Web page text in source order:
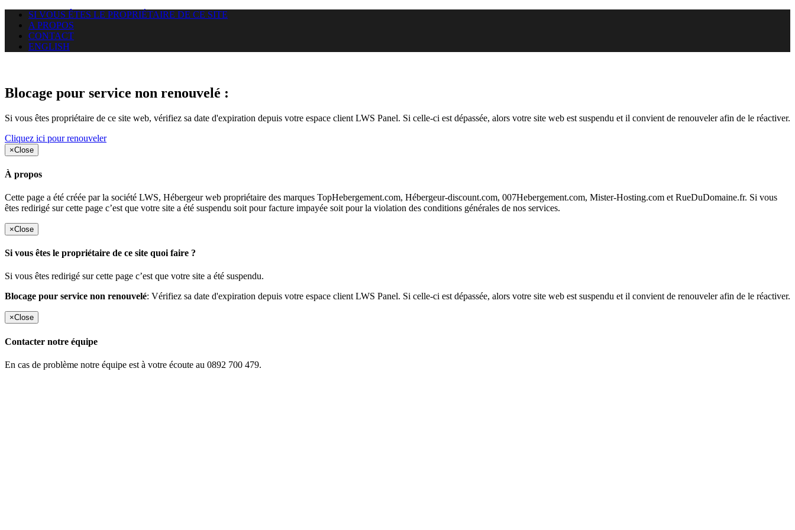
SI VOUS ÊTES LE PROPRIÉTAIRE DE CE SITE
A PROPOS
CONTACT
ENGLISH
Blocage pour service non renouvelé :
Si vous êtes propriétaire de ce site web, vérifiez sa date d'expiration depuis votre espace client LWS Panel. Si celle-ci est dépassée, alors votre site web est suspendu et il convient de renouveler afin de le réactiver.
Cliquez ici pour renouveler
×Close
À propos
Cette page a été créée par la société LWS, Hébergeur web propriétaire des marques TopHebergement.com, Hébergeur-discount.com, 007Hebergement.com, Mister-Hosting.com et RueDuDomaine.fr. Si vous
êtes redirigé sur cette page c’est que votre site a été suspendu soit pour facture impayée soit pour la violation des conditions générales de nos services.
×Close
Si vous êtes le propriétaire de ce site quoi faire ?
Si vous êtes redirigé sur cette page c’est que votre site a été suspendu.
Blocage pour service non renouvelé: Vérifiez sa date d'expiration depuis votre espace client LWS Panel. Si celle-ci est dépassée, alors votre site web est suspendu et il convient de renouveler afin de le réactiver.
×Close
Contacter notre équipe
En cas de problème notre équipe est à votre écoute au 0892 700 479.